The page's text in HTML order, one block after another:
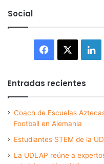
Social
Facebook
Entradas recientes
Coach de Escuelas
Football en Alemania
Estudiantes STEM de la
La UDLAP reúne a